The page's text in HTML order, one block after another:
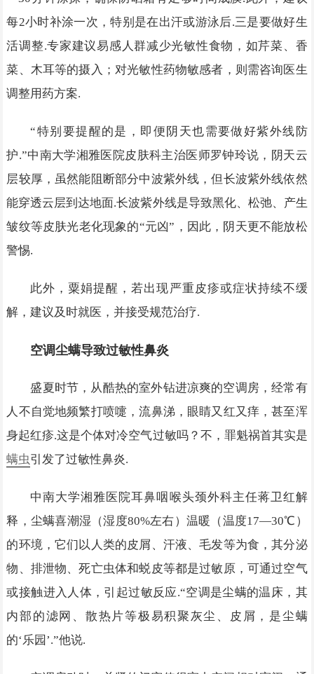
每2小时补涂一次，特别是在出汗或游泳后.三是要做好生
活调整.专家建议易感人群减少光敏性食物，如芹菜、香
菜、木耳等的摄入；对光敏性药物敏感者，则需咨询医生
调整用药方案.
“特别要提醒的是，即便阴天也需要做好紫外线防
护.”中南大学湘雅医院皮肤科主治医师罗钟玲说，阴天云
层较厚，虽然能阻断部分中波紫外线，但长波紫外线依然
能穿透云层到达地面.长波紫外线是导致黑化、松弛、产生
皱纹等皮肤光老化现象的“元凶”，因此，阴天更不能放松
警惕.
此外，粟娟提醒，若出现严重皮疹或症状持续不缓
解，建议及时就医，并接受规范治疗.
空调尘螨导致过敏性鼻炎
盛夏时节，从酷热的室外钻进凉爽的空调房，经常有
人不自觉地频繁打喷嚏，流鼻涕，眼睛又红又痒，甚至浑
身起红疹.这是个体对冷空气过敏吗？不，罪魁祸首其实是
螨虫引发了过敏性鼻炎.
中南大学湘雅医院耳鼻咽喉头颈外科主任蒋卫红解
释，尘螨喜潮湿（湿度80%左右）温暖（温度17—30℃）
的环境，它们以人类的皮屑、汗液、毛发等为食，其分泌
物、排泄物、死亡虫体和蜕皮等都是过敏原，可通过空气
或接触进入人体，引起过敏反应.“空调是尘螨的温床，其
内部的滤网、散热片等极易积聚灰尘、皮屑，是尘螨
的‘乐园’.”他说.